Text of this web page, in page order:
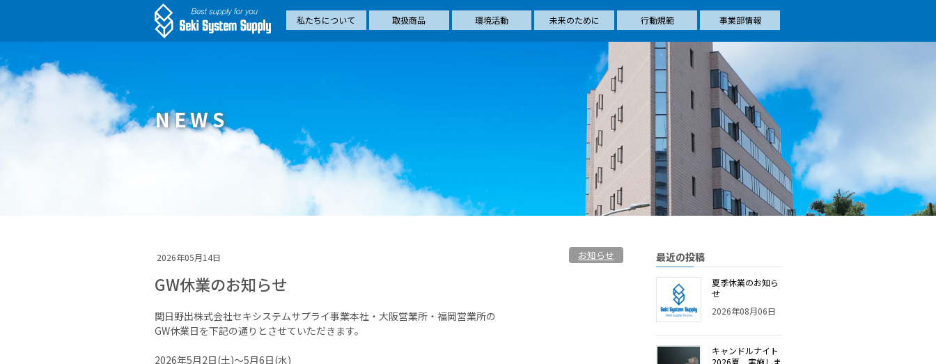
私たちについて 取扱商品 環境活動 未来のために 行動規範 事業部情報
NEWS
2026年05月14日 お知らせ
GW休業のお知らせ
関日野出株式会社セキシステムサプライ事業本社・大阪営業所・福岡営業所の
GW休業日を下記の通りとさせていただきます。
2026年5月2日(土)～5月6日(水)
最近の投稿
夏季休業のお知ら
せ
2026年08月06日
キャンドルナイト